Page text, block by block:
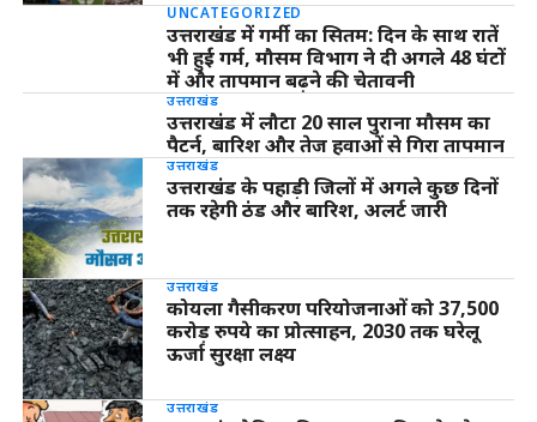
UNCATEGORIZED
उत्तराखंड में गर्मी का सितम: दिन के साथ रातें
भी हुईं गर्म, मौसम विभाग ने दी अगले 48 घंटों
में और तापमान बढ़ने की चेतावनी
उत्तराखंड
उत्तराखंड में लौटा 20 साल पुराना मौसम का
पैटर्न, बारिश और तेज हवाओं से गिरा तापमान
उत्तराखंड
उत्तराखंड के पहाड़ी जिलों में अगले कुछ दिनों
तक रहेगी ठंड और बारिश, अलर्ट जारी
उत्तराखंड
कोयला गैसीकरण परियोजनाओं को 37,500
करोड़ रुपये का प्रोत्साहन, 2030 तक घरेलू
ऊर्जा सुरक्षा लक्ष्य
उत्तराखंड